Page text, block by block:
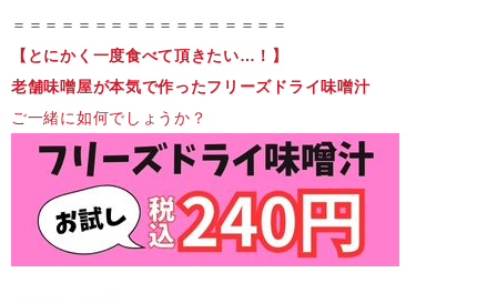
＝＝＝＝＝＝＝＝＝＝＝＝＝＝＝＝＝
【とにかく一度食べて頂きたい…！】
老舗味噌屋が本気で作ったフリーズドライ味噌汁
ご一緒に如何でしょうか？